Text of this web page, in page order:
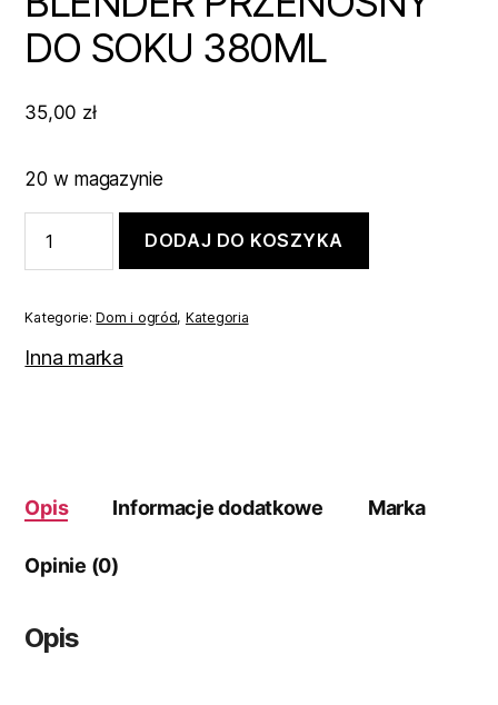
DO SOKU 380ML
35,00 zł
20 w magazynie
BLENDER
PRZENOŚNY
SOKU
380ML
DODAJ DO KOSZYKA
Kategorie:Dom i ogród, Kategoria
Inna marka
Opis Informacje dodatkowe Marka
Opinie (0)
Opis